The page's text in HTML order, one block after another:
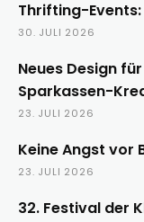
Thrifting-
30. JULI 2026
Neues Design
Sparkassen-
23. JULI 2026
Keine Angst vor
23. JULI 2026
32. Festival der